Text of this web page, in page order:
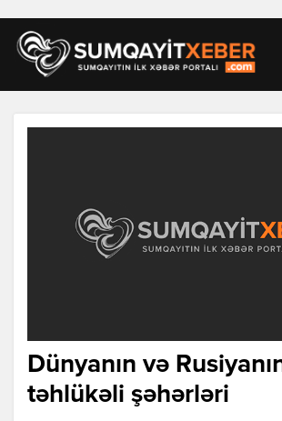
Dünyanın və
təhlükəli şəhərləri